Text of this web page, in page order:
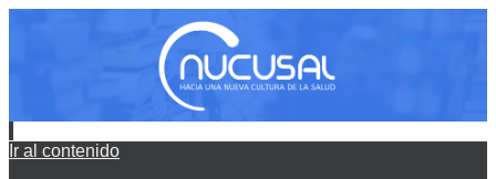
Ir al contenido